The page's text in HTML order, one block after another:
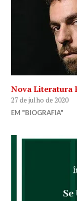
Nova Literatura
27 de julho de 2020
EM "BIOGRAFIA"